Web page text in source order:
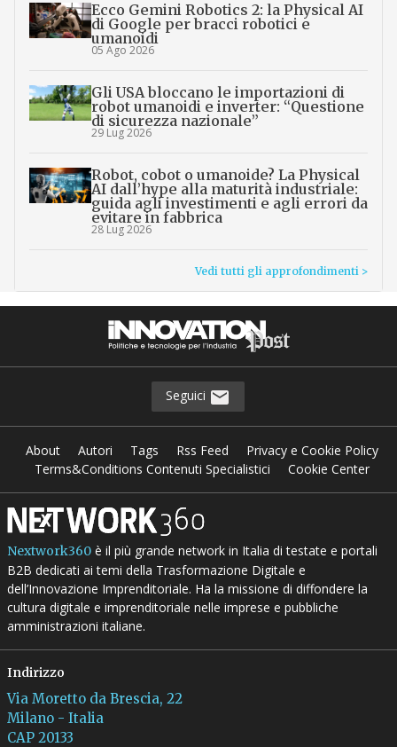
Ecco Gemini Robotics 2: la Physical AI
di Google per bracci robotici e
umanoidi
05 Ago 2026
Gli USA bloccano le importazioni di
robot umanoidi e inverter: “Questione
di sicurezza nazionale”
29 Lug 2026
Robot, cobot o umanoide? La Physical
AI dall’hype alla maturità industriale:
guida agli investimenti e agli errori da
evitare in fabbrica
28 Lug 2026
Vedi tutti gli approfondimenti >
Seguici
About Autori Tags Rss Feed
Privacy e Cookie Policy
Terms&Conditions Contenuti Specialistici
Cookie Center
Nextwork360è il più grande network in Italia di testate e portali
B2B dedicati ai temi della Trasformazione Digitale e
dell’Innovazione Imprenditoriale. Ha la missione di diffondere la
cultura digitale e imprenditoriale nelle imprese e pubbliche
amministrazioni italiane.
Indirizzo
Via Moretto da Brescia, 22
Milano - Italia
CAP 20133